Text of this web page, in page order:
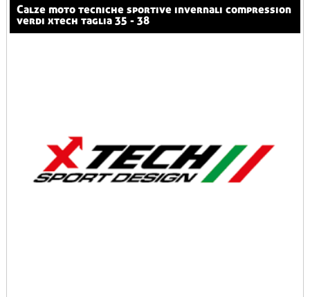
calze moto tecniche sportive invernali compression
verdi xtech taglia 35 - 38